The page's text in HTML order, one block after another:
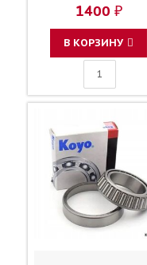
1400 ₽
В КОРЗИНУ